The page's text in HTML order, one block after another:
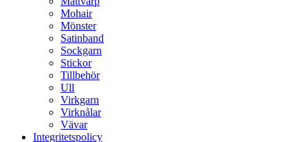
Mohair
Mönster
Satinband
Sockgarn
Stickor
Tillbehör
Ull
Virkgarn
Virknålar
Vävar
Integritetspolicy